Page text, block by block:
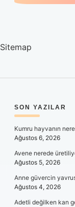
Sitemap
SON YAZILAR
Kumru hayvanın
Ağustos 6, 2026
Avene nerede
Ağustos 5, 2026
Anne güvercin
Ağustos 4, 2026
Adetli değilken kan